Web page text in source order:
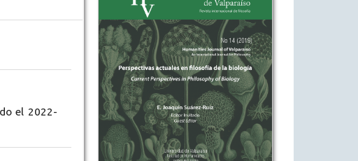
el 2022-